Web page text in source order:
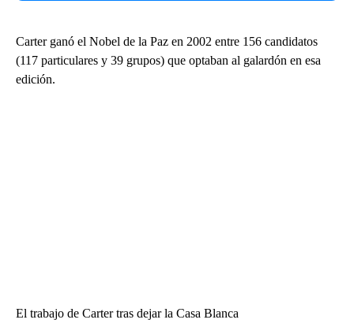
Carter ganó el Nobel de la Paz en 2002 entre 156 candidatos
(117 particulares y 39 grupos) que optaban al galardón en esa
edición.
El trabajo de Carter tras dejar la Casa Blanca